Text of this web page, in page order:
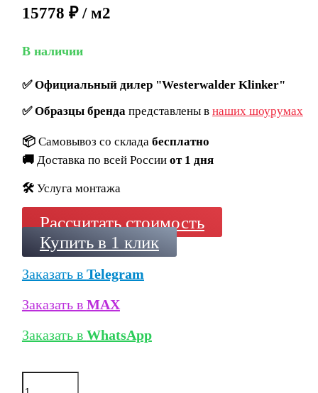
15778 ₽ / м2
В наличии
✅Официальный дилер "Westerwalder Klinker"
✅Образцы брендапредставлены в наших шоурумах
📦 Самовывоз со склада бесплатно
🚚 Доставка по всей России от 1 дня
🛠️ Услуга монтажа
Рассчитать стоимость
Купить в 1 клик
Заказать в Telegram
Заказать в MAX
Заказать в WhatsApp
Количество
товара